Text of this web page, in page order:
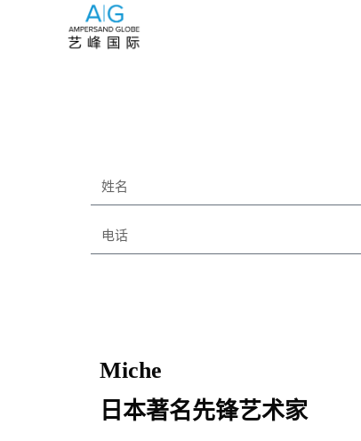
Miche
日本著名先锋艺术家